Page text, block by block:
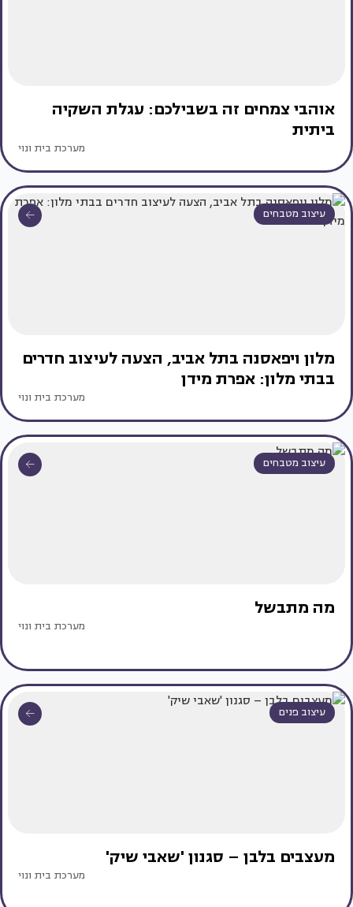
אוהבי צמחים זה בשבילכם: עגלת השקיה
ביתית
מערכת בית ונוי
עיצוב מטבחים
מלון ויפאסנה בתל אביב, הצעה לעיצוב חדרים
בבתי מלון: אפרת מידן
מערכת בית ונוי
עיצוב מטבחים
מה מתבשל
מערכת בית ונוי
עיצוב פנים
מעצבים בלבן – סגנון 'שאבי שיק'
מערכת בית ונוי